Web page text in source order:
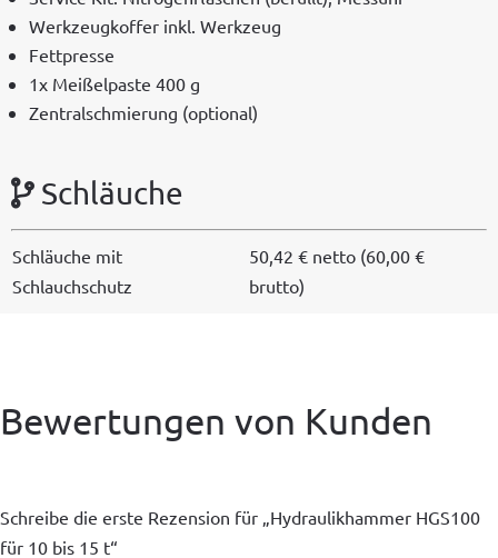
Werkzeugkof­fer inkl. Werkzeug
Fett­presse
1x Meißel­paste 400 g
Zen­tralschmierung (option­al)
Schläuche
Schläuche mit
Schlauchschutz
50,42 € net­to (60,00 €
brutto)
Bewertungen von Kunden
Schreibe die erste Rezension für „Hydraulikhammer HGS100
für 10 bis 15 t“